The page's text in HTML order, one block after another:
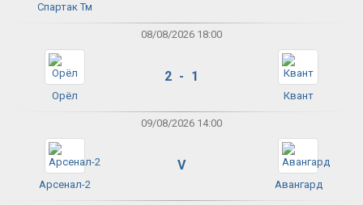
Спартак Тм
08/08/2026 18:00
Орёл
2 - 1
Квант
09/08/2026 14:00
Арсенал-2
V
Авангард